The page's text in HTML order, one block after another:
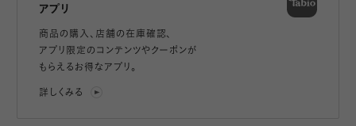
アプリ
商品の購入、店舗の在庫確認、
アプリ限定のコンテンツやクーポンが
もらえるお得なアプリ。
詳しくみる